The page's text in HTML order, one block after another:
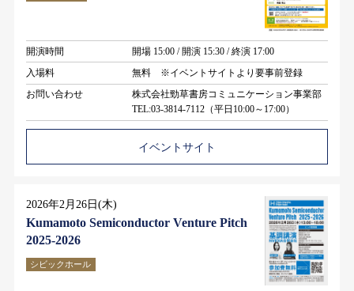
開演時間
開場 15:00 / 開演 15:30 / 終演 17:00
入場料
無料 ※イベントサイトより要事前登録
お問い合わせ
株式会社勁草書房コミュニケーション事業部
TEL:03-3814-7112（平日10:00～17:00）
イベントサイト
2026年2月26日(木)
Kumamoto Semiconductor Venture Pitch
2025-2026
シビックホール